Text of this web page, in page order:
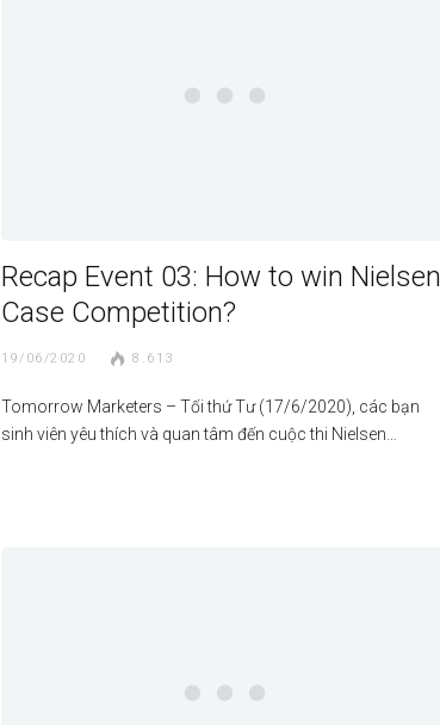
Recap Event 03: How to win Nielsen
Case Competition?
19/06/2020 8.613
Tomorrow Marketers – Tối thứ Tư (17/6/2020), các bạn
sinh viên yêu thích và quan tâm đến cuộc thi Nielsen…